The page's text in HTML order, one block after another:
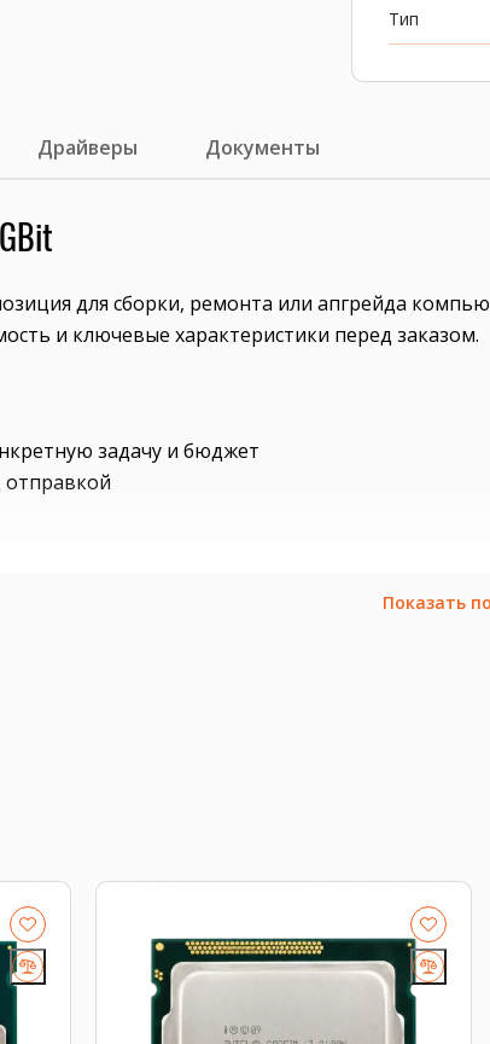
Тип
Драйверы Документы
для сборки, ремонта или апгрейда
и ключевые характеристики перед заказом.
задачу и бюджет
отправкой
подберём подходящую плату,
Показать